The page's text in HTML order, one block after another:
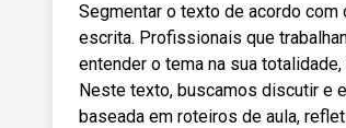
Segmentar o texto de acordo
escrita. Profissionais que
entender o tema na sua
Neste texto, buscamos discutir e
baseada em roteiros de aula,